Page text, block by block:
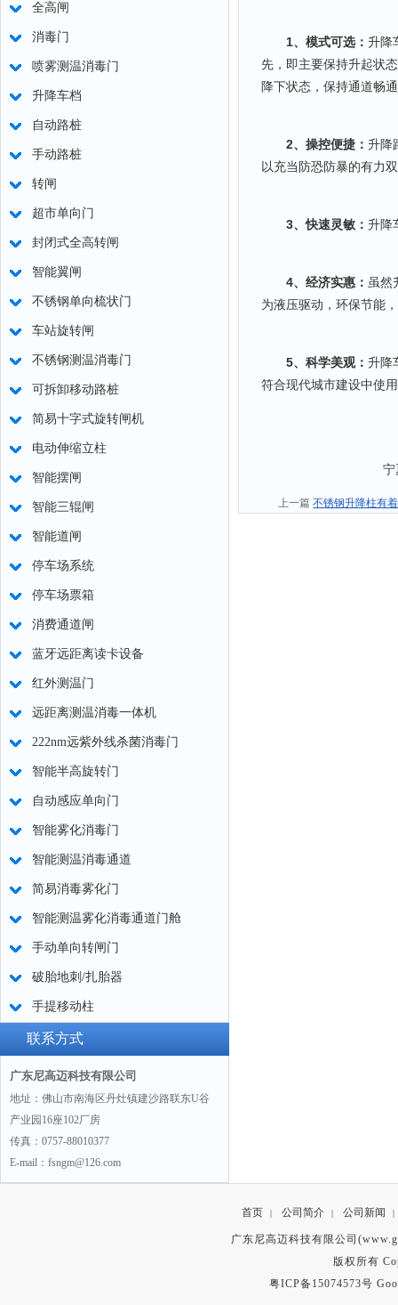
全高闸
消毒门
喷雾测温消毒门
升降车档
自动路桩
手动路桩
转闸
超市单向门
封闭式全高转闸
智能翼闸
不锈钢单向梳状门
车站旋转闸
不锈钢测温消毒门
可拆卸移动路桩
简易十字式旋转闸机
电动伸缩立柱
智能摆闸
智能三辊闸
智能道闸
停车场系统
停车场票箱
消费通道闸
蓝牙远距离读卡设备
红外测温门
远距离测温消毒一体机
222nm远紫外线杀菌消毒门
智能半高旋转门
自动感应单向门
智能雾化消毒门
智能测温消毒通道
简易消毒雾化门
智能测温雾化消毒通道门舱
手动单向转闸门
破胎地刺/扎胎器
手提移动柱
联系方式
广东尼高迈科技有限公司
地址：佛山市南海区丹灶镇建沙路联东U谷
产业园16座102厂房
传真：0757-88010377
E-mail：fsngm@126.com
1、模式可选： 升降
先，即主要保持升起状
降下状态，保持通道畅
2、操控便捷： 升降
以充当防恐防暴的有力
3、快速灵敏： 升降
4、经济实惠： 虽然
为液压驱动，环保节能
5、科学美观： 升降
符合现代城市建设中使
宁
上一篇不锈钢升降柱有
首页 | 公司简介 | 公司新闻 |
广东尼高迈科技有限公司
版权所有
粤ICP备15074573号